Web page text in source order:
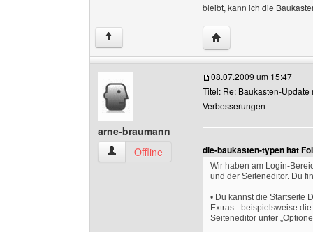
bleibt, kann ich die
↑ Website dieses
arne-braumann
arne-braumann Benutzer-Profile anzeigen
Offline
08.07.2009 um 15:47
Titel: Re: Baukasten-Update
Verbesserungen
die-baukasten-typen hat
Wir haben am Login-
und der Seiteneditor. Du
• Du kannst die Startseite
Extras - beispielsweise
Seiteneditor unter